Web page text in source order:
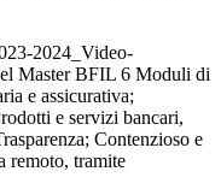
2024_Video-
Master BFIL 6 Moduli di
e assicurativa;
e servizi bancari,
Contenzioso e
remoto, tramite